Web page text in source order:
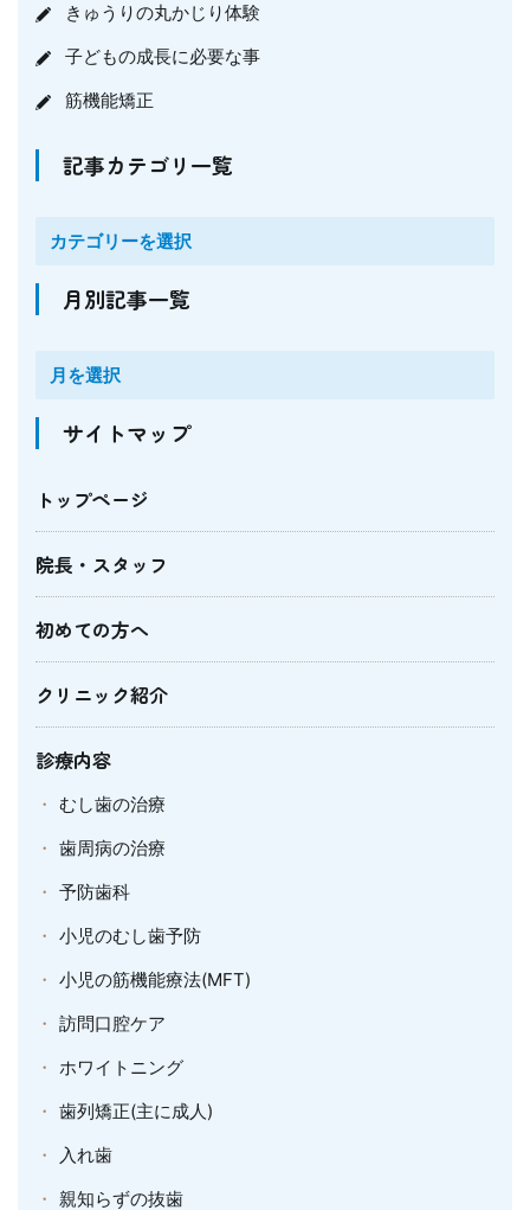
きゅうりの丸かじり体験
子どもの成長に必要な事
筋機能矯正
記事カテゴリ一覧
月別記事一覧
サイトマップ
トップページ
院長・スタッフ
初めての方へ
クリニック紹介
診療内容
むし歯の治療
歯周病の治療
予防歯科
小児のむし歯予防
小児の筋機能療法(MFT)
訪問口腔ケア
ホワイトニング
歯列矯正(主に成人)
入れ歯
親知らずの抜歯